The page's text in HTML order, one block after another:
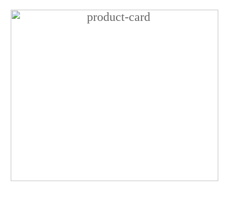
Бриллиант